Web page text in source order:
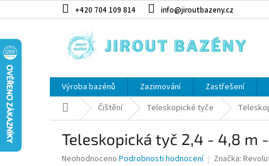
+420 704 109 814 info@jiroutbazeny.cz
Výroba bazénů Zazimování Zastřešení
Domů Čištění Teleskopické tyče
Teleskopická tyč 2,4 - 4,8 m
Průměrné hodnocení produktu je 0,0 z 5 hvězdiček.
Neohodnoceno Podrobnosti hodnocení Značka: